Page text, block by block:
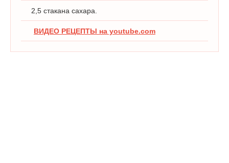
2,5 стакана сахара.
ВИДЕО РЕЦЕПТЫ на youtube.com